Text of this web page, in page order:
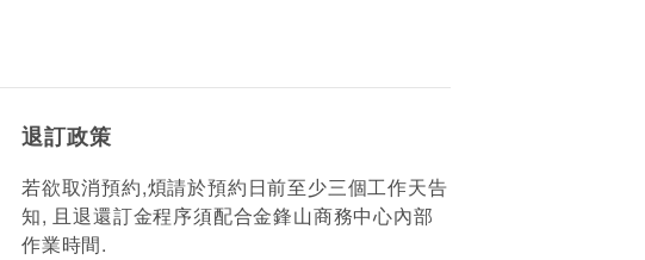
退訂政策
若欲取消預約,煩請於預約日前至少三個工作天告
知, 且退還訂金程序須配合金鋒山商務中心內部
作業時間.